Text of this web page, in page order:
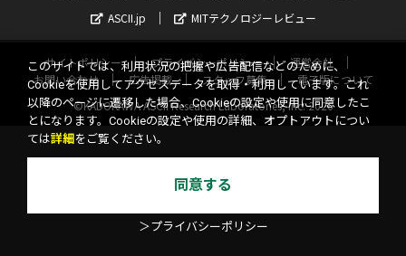
ASCII.jp
MITテクノロジーレビュー
サイトポリシー プライバシーポリシー
運営会社
お問い合わせ
広告掲載 スタッフ募集
電子版について
©KADOKAWA ASCII Research Laboratories, Inc. 2026
このサイトでは、利用状況の把握や広告配信などのために、
Cookieを使用してアクセスデータを取得・利用しています。これ
以降のページに遷移した場合、Cookieの設定や使用に同意したこ
とになります。Cookieの設定や使用の詳細、オプトアウトについ
ては詳細 をご覧ください。
同意する
＞プライバシーポリシー